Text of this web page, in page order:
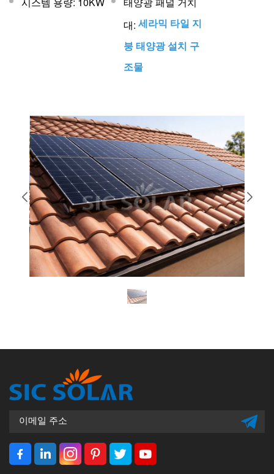
대:세라믹 타일 지
붕 태양광 설치 구
조물